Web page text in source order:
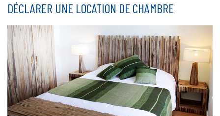
DÉCLARER UNE LOCATION DE CHAMBRE